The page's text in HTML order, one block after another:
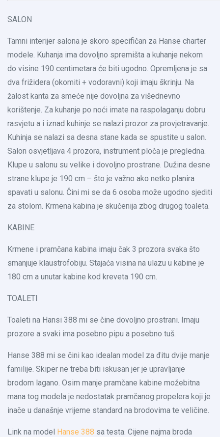
SALON
Tamni interijer salona je skoro specifičan za Hanse charter
modele. Kuhanja ima dovoljno spremišta a kuhanje nekom
do visine 190 centimetara će biti ugodno. Opremljena je sa
dva frižidera (okomiti + vodoravni) koji imaju škrinju. Na
žalost kanta za smeće nije dovoljna za višednevno
korištenje. Za kuhanje po noći imate na raspolaganju dobru
rasvjetu a i iznad kuhinje se nalazi prozor za provjetravanje.
Kuhinja se nalazi sa desna stane kada se spustite u salon.
Salon osvjetljava 4 prozora, instrument ploča je pregledna.
Klupe u salonu su velike i dovoljno prostrane. Dužina desne
strane klupe je 190 cm – što je važno ako netko planira
spavati u salonu. Čini mi se da 6 osoba može ugodno sjediti
za stolom. Krmena kabina je skučenija zbog drugog toaleta.
KABINE
Krmene i pramčana kabina imaju čak 3 prozora svaka što
smanjuje klaustrofobiju. Stajaća visina na ulazu u kabine je
180 cm a unutar kabine kod kreveta 190 cm.
TOALETI
Toaleti na Hansi 388 mi se čine dovoljno prostrani. Imaju
prozore a svaki ima posebno pipu a posebno tuš.
Hanse 388 mi se čini kao idealan model za đitu dvije manje
familije. Skiper ne treba biti iskusan jer je upravljanje
brodom lagano. Osim manje pramčane kabine možebitna
mana tog modela je nedostatak pramčanog propelera koji je
inače u današnje vrijeme standard na brodovima te veličine.
Link na model Hanse 388 sa testa. Cijene najma broda